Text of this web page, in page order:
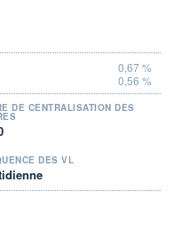
0,67 %
0,56 %
DE CENTRALISATION DES
DES VL